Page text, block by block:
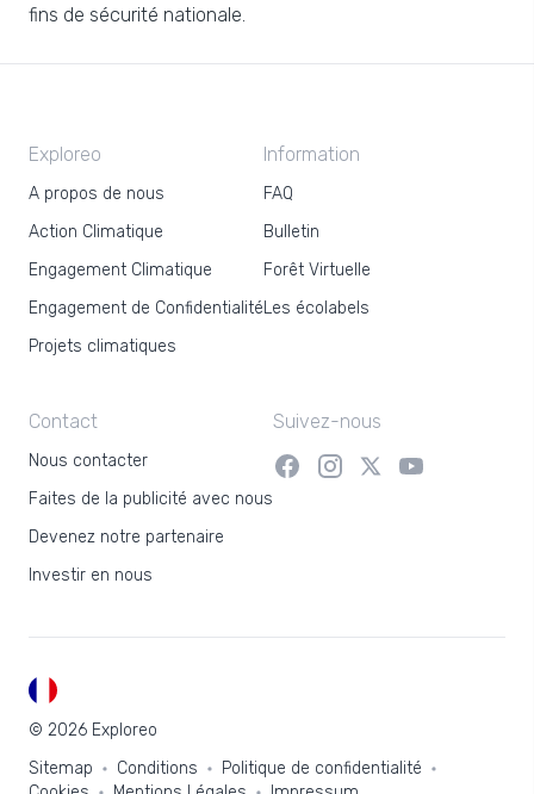
fins de sécurité nationale.
Exploreo
A propos de nous
Action Climatique
Engagement Climatique
Engagement de Confidentialité
Projets climatiques
Information
FAQ
Bulletin
Forêt Virtuelle
Les écolabels
Contact
Nous contacter
Faites de la publicité avec nous
Devenez notre partenaire
Investir en nous
Suivez-nous
© 2026 Exploreo
Sitemap
Conditions
Politique de confidentialité